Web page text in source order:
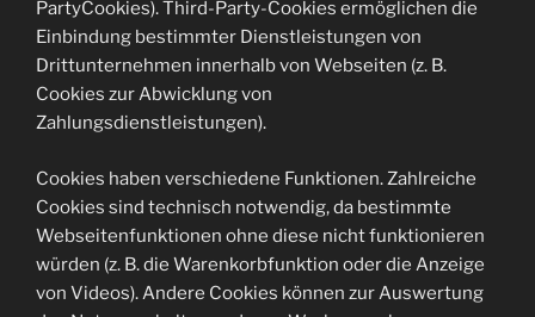
PartyCookies). Third-Party-Cookies ermöglichen die
Einbindung bestimmter Dienstleistungen von
Drittunternehmen innerhalb von Webseiten (z. B.
Cookies zur Abwicklung von
Zahlungsdienstleistungen).
Cookies haben verschiedene Funktionen. Zahlreiche
Cookies sind technisch notwendig, da bestimmte
Webseitenfunktionen ohne diese nicht funktionieren
würden (z. B. die Warenkorbfunktion oder die Anzeige
von Videos). Andere Cookies können zur Auswertung